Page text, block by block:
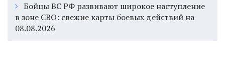
Бойцы ВС РФ развивают широкое наступление
в зоне СВО: свежие карты боевых действий на
08.08.2026